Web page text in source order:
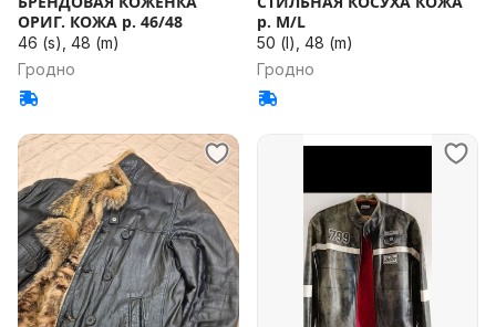
ОРИГ. КОЖА р. 46/48
46 (s), 48 (m)
Гродно
р. M/L
50 (l), 48 (m)
Гродно